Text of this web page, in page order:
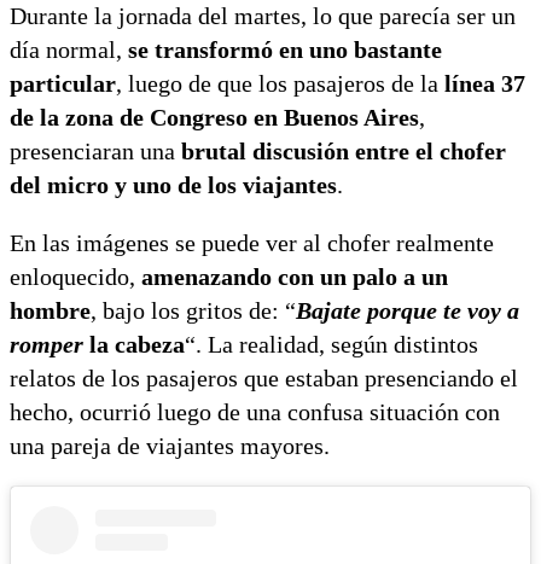
Durante la jornada del martes, lo que parecía ser un
día normal, se transformó en uno bastante
particular, luego de que los pasajeros de la línea 37
de la zona de Congreso en Buenos Aires,
presenciaran una brutal discusión entre el chofer
del micro y uno de los viajantes.
En las imágenes se puede ver al chofer realmente
enloquecido, amenazando con un palo a un
hombre, bajo los gritos de: “Bajate porque te voy a
romper la cabeza“. La realidad, según distintos
relatos de los pasajeros que estaban presenciando el
hecho, ocurrió luego de una confusa situación con
una pareja de viajantes mayores.